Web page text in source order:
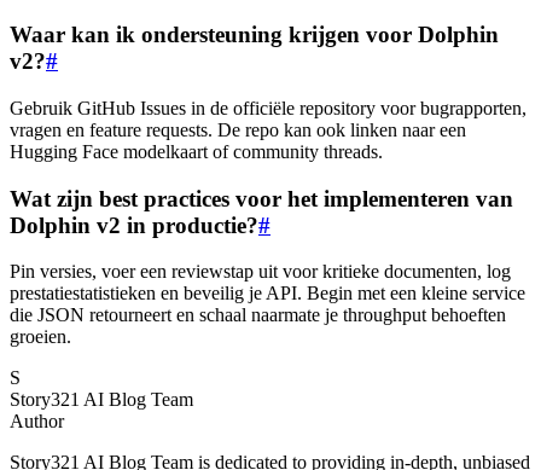
Waar kan ik ondersteuning krijgen voor Dolphin
v2?#
Gebruik GitHub Issues in de officiële repository voor bugrapporten,
vragen en feature requests. De repo kan ook linken naar een
Hugging Face modelkaart of community threads.
Wat zijn best practices voor het implementeren van
Dolphin v2 in productie?#
Pin versies, voer een reviewstap uit voor kritieke documenten, log
prestatiestatistieken en beveilig je API. Begin met een kleine service
die JSON retourneert en schaal naarmate je throughput behoeften
groeien.
S
Story321 AI Blog Team
Author
Story321 AI Blog Team is dedicated to providing in-depth, unbiased